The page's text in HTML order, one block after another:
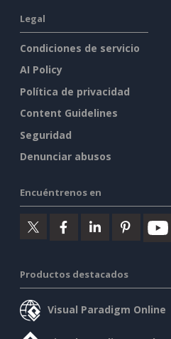
Legal
Condiciones de servicio
AI Policy
Política de privacidad
Content Guidelines
Seguridad
Denunciar abusos
Encuéntrenos en
Productos destacados
Visual Paradigm Online